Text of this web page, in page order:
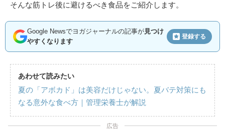
そんな筋トレ後に避けるべき食品をご紹介します。
Google Newsでヨガジャーナルの記事が見つけ
やすくなります
登録する
あわせて読みたい
夏の「アボカド」は美容だけじゃない。夏バテ対策にも
なる意外な食べ方｜管理栄養士が解説
広告